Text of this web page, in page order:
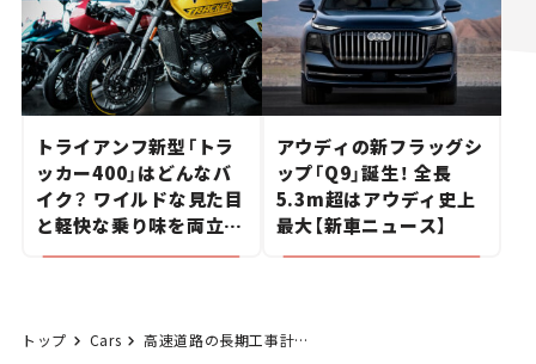
トライアンフ新型「トラ
ッカー400」はどんなバ
イク？ ワイルドな見た目
と軽快な乗り味を両立し
た400ccフラットトラッ
アウディの新フラッグシ
ップ「Q9」誕生！ 全長
5.3m超はアウディ史上
最大【新車ニュース】
トップ Cars 高速道路の長期工事計画まとめ【2021年度版】